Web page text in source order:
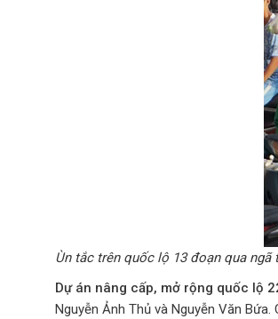
Ùn tắc trên quốc lộ 13 đoạn qua ngã
Dự án nâng cấp, mở rộng quốc lộ
Nguyễn Ảnh Thủ và Nguyễn Văn